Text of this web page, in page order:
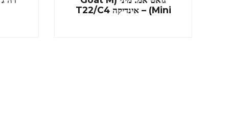
Mini) – אינדיקה T22/C4